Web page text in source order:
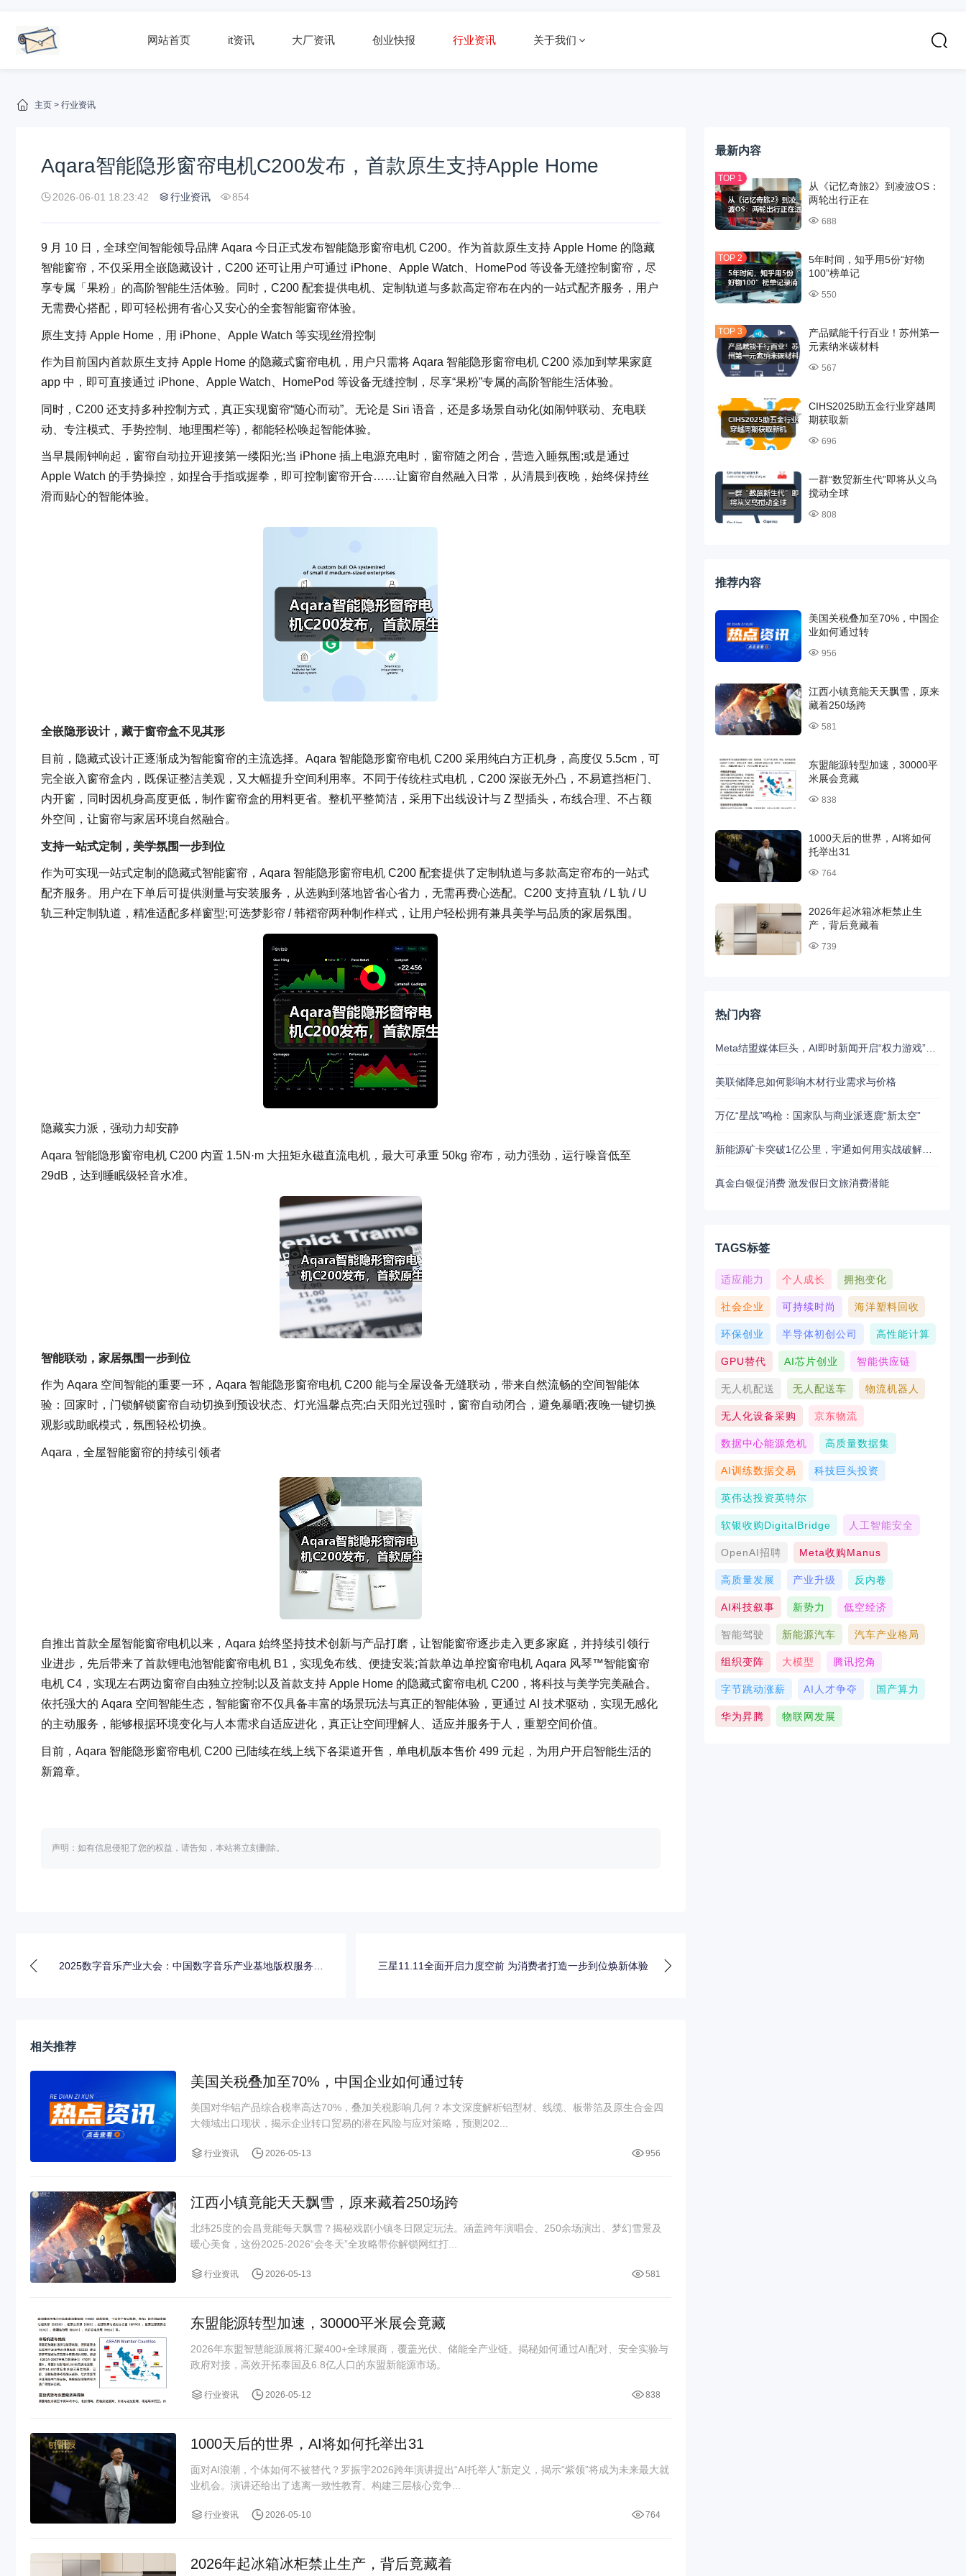
网站首页 it资讯 大厂资讯 创业快报 行业资讯 关于我们
主页 > 行业资讯
Aqara智能隐形窗帘电机C200发布，首款原生支持Apple Home
2026-06-01 18:23:42 行业资讯 854
9 月 10 日，全球空间智能领导品牌 Aqara 今日正式发布智能隐形窗帘电机 C200。作为首款原生支持 Apple Home 的隐藏
智能窗帘，不仅采用全嵌隐藏设计，C200 还可让用户可通过 iPhone、Apple Watch、HomePod 等设备无缝控制窗帘，尽
享专属「果粉」的高阶智能生活体验。同时，C200 配套提供电机、定制轨道与多款高定帘布在内的一站式配齐服务，用户
无需费心搭配，即可轻松拥有省心又安心的全套智能窗帘体验。
原生支持 Apple Home，用 iPhone、Apple Watch 等实现丝滑控制
作为目前国内首款原生支持 Apple Home 的隐藏式窗帘电机，用户只需将 Aqara 智能隐形窗帘电机 C200 添加到苹果家庭
app 中，即可直接通过 iPhone、Apple Watch、HomePod 等设备无缝控制，尽享“果粉”专属的高阶智能生活体验。
同时，C200 还支持多种控制方式，真正实现窗帘“随心而动”。无论是 Siri 语音，还是多场景自动化(如闹钟联动、充电联
动、专注模式、手势控制、地理围栏等)，都能轻松唤起智能体验。
当早晨闹钟响起，窗帘自动拉开迎接第一缕阳光;当 iPhone 插上电源充电时，窗帘随之闭合，营造入睡氛围;或是通过
Apple Watch 的手势操控，如捏合手指或握拳，即可控制窗帘开合……让窗帘自然融入日常，从清晨到夜晚，始终保持丝
滑而贴心的智能体验。
全嵌隐形设计，藏于窗帘盒不见其形
目前，隐藏式设计正逐渐成为智能窗帘的主流选择。Aqara 智能隐形窗帘电机 C200 采用纯白方正机身，高度仅 5.5cm，可
完全嵌入窗帘盒内，既保证整洁美观，又大幅提升空间利用率。不同于传统柱式电机，C200 深嵌无外凸，不易遮挡柜门、
内开窗，同时因机身高度更低，制作窗帘盒的用料更省。整机平整简洁，采用下出线设计与 Z 型插头，布线合理、不占额
外空间，让窗帘与家居环境自然融合。
支持一站式定制，美学氛围一步到位
作为可实现一站式定制的隐藏式智能窗帘，Aqara 智能隐形窗帘电机 C200 配套提供了定制轨道与多款高定帘布的一站式
配齐服务。用户在下单后可提供测量与安装服务，从选购到落地皆省心省力，无需再费心选配。C200 支持直轨 / L 轨 / U
轨三种定制轨道，精准适配多样窗型;可选梦影帘 / 韩褶帘两种制作样式，让用户轻松拥有兼具美学与品质的家居氛围。
隐藏实力派，强动力却安静
Aqara 智能隐形窗帘电机 C200 内置 1.5N·m 大扭矩永磁直流电机，最大可承重 50kg 帘布，动力强劲，运行噪音低至
29dB，达到睡眠级轻音水准。
智能联动， 家居氛围一步到位
作为 Aqara 空间智能的重要一环，Aqara 智能隐形窗帘电机 C200 能与全屋设备无缝联动，带来自然流畅的空间智能体
验：回家时，门锁解锁窗帘自动切换到预设状态、灯光温馨点亮;白天阳光过强时，窗帘自动闭合，避免暴晒;夜晚一键切换
观影或助眠模式，氛围轻松切换。
Aqara，全屋智能窗帘的持续引领者
自推出首款全屋智能窗帘电机以来，Aqara 始终坚持技术创新与产品打磨，让智能窗帘逐步走入更多家庭，并持续引领行
业进步，先后带来了首款锂电池智能窗帘电机 B1，实现免布线、便捷安装;首款单边单控窗帘电机 Aqara 风琴™智能窗帘
电机 C4，实现左右两边窗帘自由独立控制;以及首款支持 Apple Home 的隐藏式窗帘电机 C200，将科技与美学完美融合。
依托强大的 Aqara 空间智能生态，智能窗帘不仅具备丰富的场景玩法与真正的智能体验，更通过 AI 技术驱动，实现无感化
的主动服务，能够根据环境变化与人本需求自适应进化，真正让空间理解人、适应并服务于人，重塑空间价值。
目前，Aqara 智能隐形窗帘电机 C200 已陆续在线上线下各渠道开售，单电机版本售价 499 元起，为用户开启智能生活的
新篇章。
声明：如有信息侵犯了您的权益，请告知，本站将立刻删除。
2025数字音乐产业大会：中国数字音乐产业基地版权服务工
三星11.11全面开启力度空前 为消费者打造一步到位焕新体验
相关推荐
美国关税叠加至70%，中国企业如何通过转
美国对华铝产品综合税率高达70%，叠加关税影响几何？本文深度解析铝型材、线缆、板带箔及原生合金四
大领域出口现状，揭示企业转口贸易的潜在风险与应对策略，预测202...
行业资讯 2026-05-13 956
江西小镇竟能天天飘雪，原来藏着250场跨
北纬25度的会昌竟能每天飘雪？揭秘戏剧小镇冬日限定玩法。涵盖跨年演唱会、250余场演出、梦幻雪景及
暖心美食，这份2025-2026“会冬天”全攻略带你解锁网红打...
行业资讯 2026-05-13 581
东盟能源转型加速，30000平米展会竟藏
2026年东盟智慧能源展将汇聚400+全球展商，覆盖光伏、储能全产业链。揭秘如何通过AI配对、安全实验与
政府对接，高效开拓泰国及6.8亿人口的东盟新能源市场。
行业资讯 2026-05-12 838
1000天后的世界，AI将如何托举出31
面对AI浪潮，个体如何不被替代？罗振宇2026跨年演讲提出“AI托举人”新定义，揭示“紫领”将成为未来最大就
业机会。演讲还给出了逃离一致性教育、构建三层核心竞争...
行业资讯 2026-05-10 764
2026年起冰箱冰柜禁止生产，背后竟藏着
最新内容
从《记忆奇旅2》到凌波OS：
两轮出行正在
688
5年时间，知乎用5份“好物
100”榜单记
550
产品赋能千行百业！苏州第一
元素纳米碳材料
567
CIHS2025助五金行业穿越周
期获取新
696
一群“数贸新生代”即将从义乌
搅动全球
808
推荐内容
美国关税叠加至70%，中国企
业如何通过转
956
江西小镇竟能天天飘雪，原来
藏着250场跨
581
东盟能源转型加速，30000平
米展会竟藏
838
1000天后的世界，AI将如何
托举出31
764
2026年起冰箱冰柜禁止生
产，背后竟藏着
739
热门内容
Meta结盟媒体巨头，AI即时新闻开启“权力游戏”新江湖
美联储降息如何影响木材行业需求与价格
万亿“星战”鸣枪：国家队与商业派逐鹿“新太空”
新能源矿卡突破1亿公里，宇通如何用实战破解行业最大瓶颈？
真金白银促消费 激发假日文旅消费潜能
TAGS标签
适应能力 个人成长 拥抱变化
社会企业 可持续时尚 海洋塑料回收
环保创业 半导体初创公司 高性能计算
GPU替代 AI芯片创业 智能供应链
无人机配送 无人配送车 物流机器人
无人化设备采购 京东物流
数据中心能源危机 高质量数据集
AI训练数据交易 科技巨头投资
英伟达投资英特尔
软银收购DigitalBridge 人工智能安全
OpenAI招聘 Meta收购Manus
高质量发展 产业升级 反内卷
AI科技叙事 新势力 低空经济
智能驾驶 新能源汽车 汽车产业格局
组织变阵 大模型 腾讯挖角
字节跳动涨薪 AI人才争夺 国产算力
华为昇腾 物联网发展